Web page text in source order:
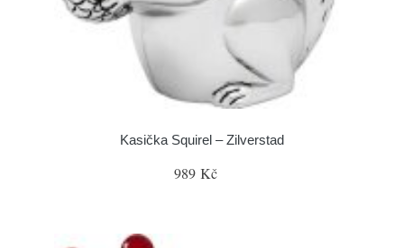
Kasička Squirel – Zilverstad
989 Kč